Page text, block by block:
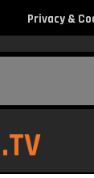
Privacy &